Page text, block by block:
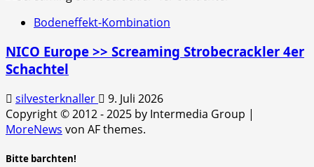
Bodeneffekt-Kombination
NICO Europe >> Screaming Strobecrackler 4er
Schachtel
silvesterknaller
9. Juli 2026
Copyright © 2012 - 2025 by Intermedia Group |
MoreNews von AF themes.
Bitte barchten!